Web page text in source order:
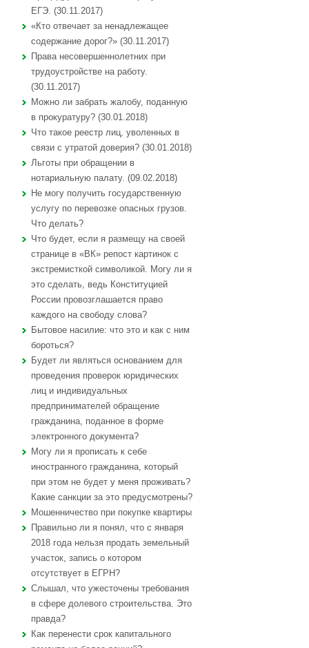
ЕГЭ. (30.11.2017)
«Кто отвечает за ненадлежащее
содержание дорог?» (30.11.2017)
Права несовершеннолетних при
трудоустройстве на работу.
(30.11.2017)
Можно ли забрать жалобу, поданную
в прокуратуру? (30.01.2018)
Что такое реестр лиц, уволенных в
связи с утратой доверия? (30.01.2018)
Льготы при обращении в
нотариальную палату. (09.02.2018)
Не могу получить государственную
услугу по перевозке опасных грузов.
Что делать?
Что будет, если я размещу на своей
странице в «ВК» репост картинок с
экстремисткой символикой. Могу ли я
это сделать, ведь Конституцией
России провозглашается право
каждого на свободу слова?
Бытовое насилие: что это и как с ним
бороться?
Будет ли являться основанием для
проведения проверок юридических
лиц и индивидуальных
предпринимателей обращение
гражданина, поданное в форме
электронного документа?
Могу ли я прописать к себе
иностранного гражданина, который
при этом не будет у меня проживать?
Какие санкции за это предусмотрены?
Мошенничество при покупке квартиры
Правильно ли я понял, что с января
2018 года нельзя продать земельный
участок, запись о котором
отсутствует в ЕГРН?
Слышал, что ужесточены требования
в сфере долевого строительства. Это
правда?
Как перенести срок капитального